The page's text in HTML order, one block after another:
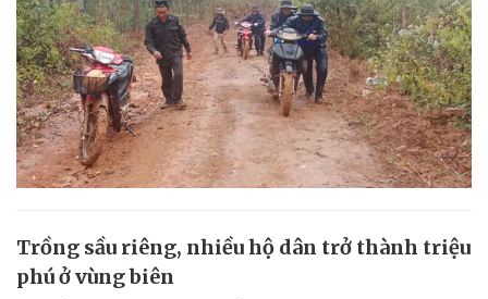
Trồng sầu riêng, nhiều hộ dân trở thành triệu
phú ở vùng biên